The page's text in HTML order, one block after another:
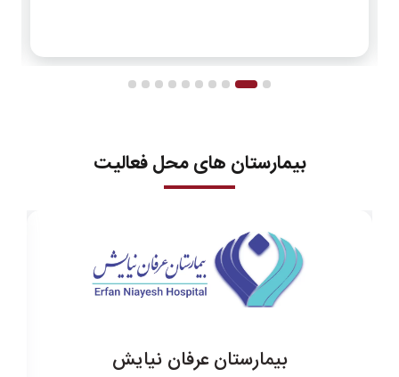
بیمارستان های محل فعالیت
بیمارستان عرفان نیایش